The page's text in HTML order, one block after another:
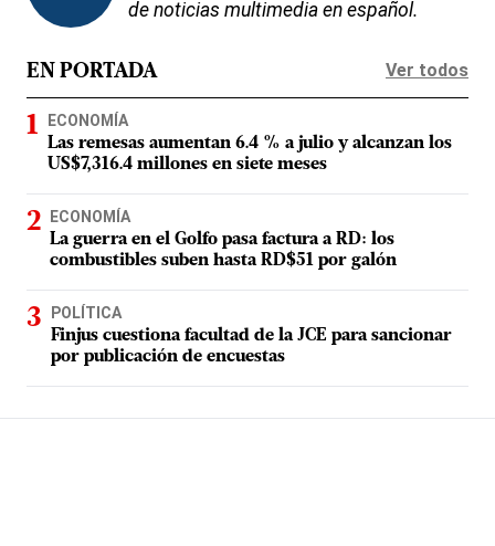
de noticias multimedia en español.
EN PORTADA Ver todos
ECONOMÍA
Las remesas aumentan 6.4 % a julio y alcanzan los
US$7,316.4 millones en siete meses
ECONOMÍA
La guerra en el Golfo pasa factura a RD: los
combustibles suben hasta RD$51 por galón
POLÍTICA
Finjus cuestiona facultad de la JCE para sancionar
por publicación de encuestas